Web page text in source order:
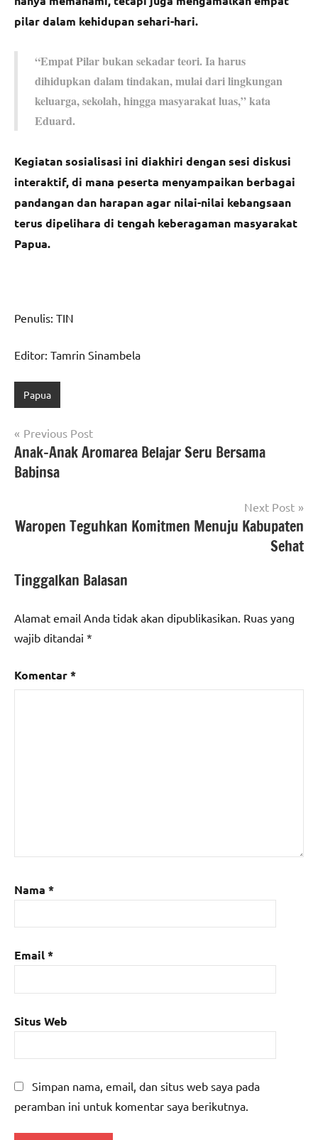
pilar dalam kehidupan sehari-hari.
“Empat Pilar bukan sekadar teori. Ia harus
dihidupkan dalam tindakan, mulai dari lingkungan
keluarga, sekolah, hingga masyarakat luas,” kata
Eduard.
Kegiatan sosialisasi ini diakhiri dengan sesi diskusi
interaktif, di mana peserta menyampaikan berbagai
pandangan dan harapan agar nilai-nilai kebangsaan
terus dipelihara di tengah keberagaman masyarakat
Papua.
Penulis: TIN
Editor: Tamrin Sinambela
Papua
Navigasi
pos
Previous Post
Anak-Anak Aromarea Belajar Seru Bersama
Babinsa
Next Post
Waropen Teguhkan Komitmen Menuju Kabupaten
Sehat
Tinggalkan Balasan
Alamat email Anda tidak akan dipublikasikan. Ruas yang
wajib ditandai *
Komentar*
Nama *
Email*
Situs Web
Simpan nama, email, dan situs web saya pada
peramban ini untuk komentar saya berikutnya.